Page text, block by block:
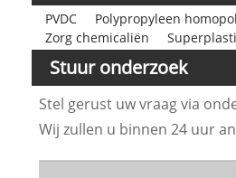
PVDC
Polypropyleen
Zorg chemicaliën
Stuur onderzoek
Stel gerust uw vraag via
Wij zullen u binnen 24 uur